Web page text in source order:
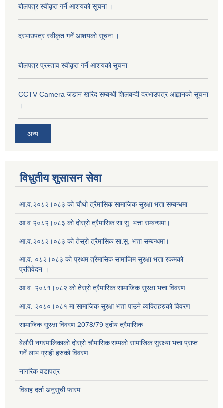
बोलपत्र स्वीकृत गर्ने आशयको सूचना ।
दरभाउपत्र स्वीकृत गर्ने आशयको सूचना ।
बोलपत्र प्रस्ताव स्वीकृत गर्ने आशयको सुचना
CCTV Camera जडान खरिद सम्बन्धी शिलबन्दी दरभाउपत्र आह्वानको सूचना
।
अन्य
विधुतीय शुसासन सेवा
आ.व.२०८२।०८३ को चौथो त्रैमासिक सामाजिक सुरक्षा भत्ता सम्बन्धमा
आ.व.२०८२।०८३ को दोस्रो त्रैमासिक सा.सु. भत्ता सम्बन्धमा।
आ.व.२०८२।०८३ को तेस्रो त्रैमासिक सा.सु. भत्ता सम्बन्धमा।
आ.व. ०८२।०८३ को प्रथम त्रैमासिक सामाजिम सुरक्षा भत्ता रकमको
प्रतिवेदन ।
आ.व. २०८१।०८२ को तेस्रो त्रैमासिक सामाजिक सुरक्षा भत्ता विवरण
आ.व. २०८०।०८१ मा सामाजिक सुरक्षा भत्ता पाउने व्यक्तिहरुको विवरण
सामाजिक सुरक्षा विवरण 2078/79 द्वतीय त्रैमासिक
बेलौरी नगरपालिकाको दोस्रो चौमासिक सम्मको सामाजिक सुरक्ष्या भत्ता प्राप्त
गर्ने लाभ ग्राही हरुको विवरण
नागरिक वडापत्र
विबाह दर्ता अनुसुची फारम